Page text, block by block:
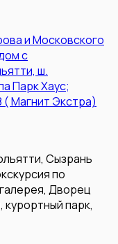
и Московского
с
ш.
Парк Хаус;
( Магнит Экстра)
Сызрань
по
Дворец
курортный парк,